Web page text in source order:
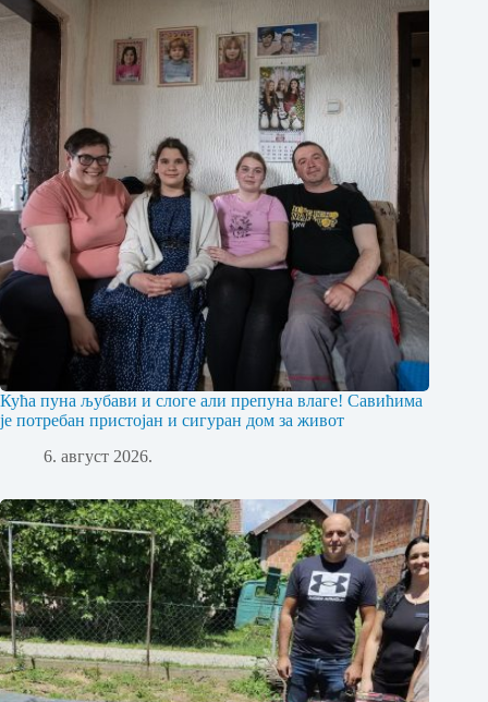
Кућа пуна љубави и слоге али препуна влаге! Савићима
је потребан пристојан и сигуран дом за живот
6. август 2026.